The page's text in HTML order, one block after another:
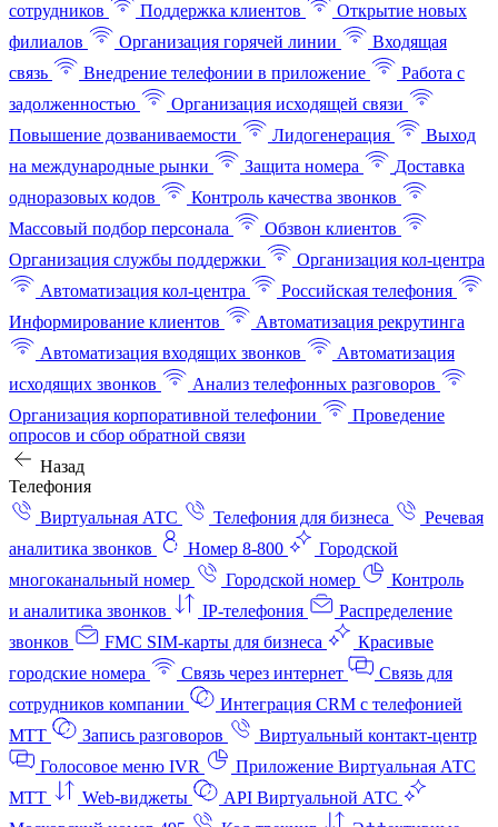
сотрудников
Поддержка клиентов
Открытие новых
филиалов
Организация горячей линии
Входящая
связь
Внедрение телефонии в приложение
Работа с
задолженностью
Организация исходящей связи
Повышение дозваниваемости
Лидогенерация
Выход
на международные рынки
Защита номера
Доставка
одноразовых кодов
Контроль качества звонков
Массовый подбор персонала
Обзвон клиентов
Организация службы поддержки
Организация кол-центра
Автоматизация кол-центра
Российская телефония
Информирование клиентов
Автоматизация рекрутинга
Автоматизация входящих звонков
Автоматизация
исходящих звонков
Анализ телефонных разговоров
Организация корпоративной телефонии
Проведение
опросов и сбор обратной связи
Назад
Телефония
Виртуальная АТС
Телефония для бизнеса
Речевая
аналитика звонков
Номер 8-800
Городской
многоканальный номер
Городской номер
Контроль
и аналитика звонков
IP-телефония
Распределение
звонков
FMC SIM-карты для бизнеса
Красивые
городские номера
Связь через интернет
Связь для
сотрудников компании
Интеграция CRM с телефонией
МТТ
Запись разговоров
Виртуальный контакт‑центр
Голосовое меню IVR
Приложение Виртуальная АТС
МТТ
Web-виджеты
API Виртуальной АТС